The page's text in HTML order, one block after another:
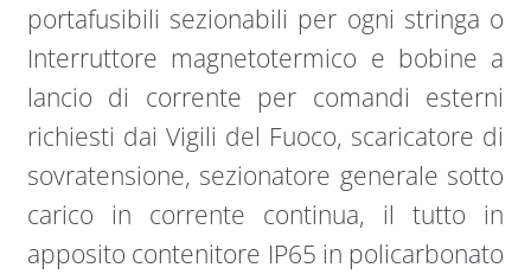
portafusibili sezionabili per ogni stringa o
Interruttore magnetotermico e bobine a
lancio di corrente per comandi esterni
richiesti dai Vigili del Fuoco, scaricatore di
sovratensione, sezionatore generale sotto
carico in corrente continua, il tutto in
apposito contenitore IP65 in policarbonato